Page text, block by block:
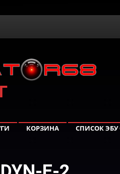
КОРЗИНА СПИСОК